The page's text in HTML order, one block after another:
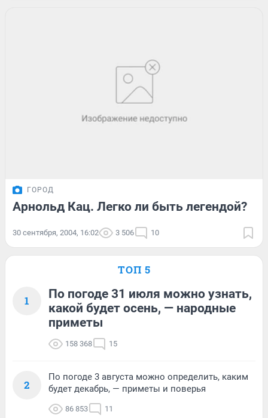
ГОРОД
Арнольд Кац. Легко ли быть легендой?
30 сентября, 2004, 16:02 3 506 10
ТОП 5
1
По погоде 31 июля можно узнать,
какой будет осень, — народные
приметы
158 368 15
2
По погоде 3 августа можно определить, каким
будет декабрь, — приметы и поверья
86 853 11